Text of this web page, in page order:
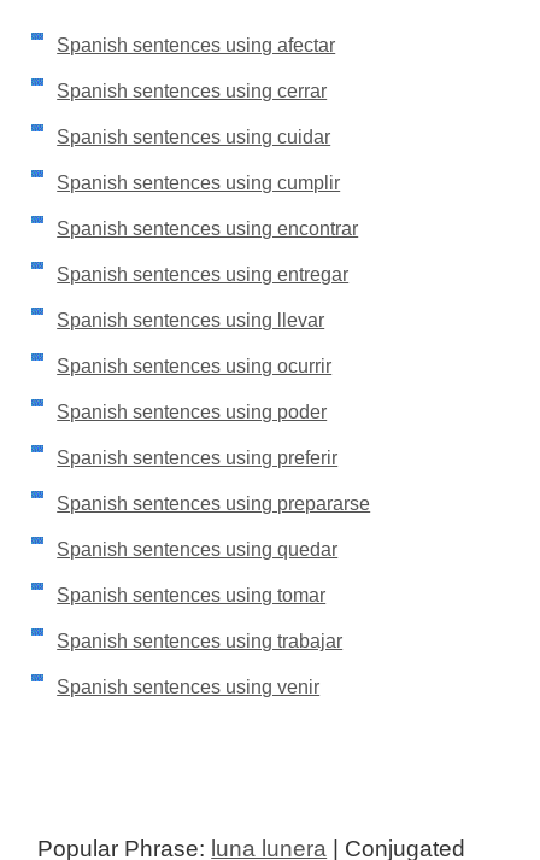
Spanish sentences using afectar
Spanish sentences using cerrar
Spanish sentences using cuidar
Spanish sentences using cumplir
Spanish sentences using encontrar
Spanish sentences using entregar
Spanish sentences using llevar
Spanish sentences using ocurrir
Spanish sentences using poder
Spanish sentences using preferir
Spanish sentences using prepararse
Spanish sentences using quedar
Spanish sentences using tomar
Spanish sentences using trabajar
Spanish sentences using venir
Popular Phrase: luna lunera | Conjugated